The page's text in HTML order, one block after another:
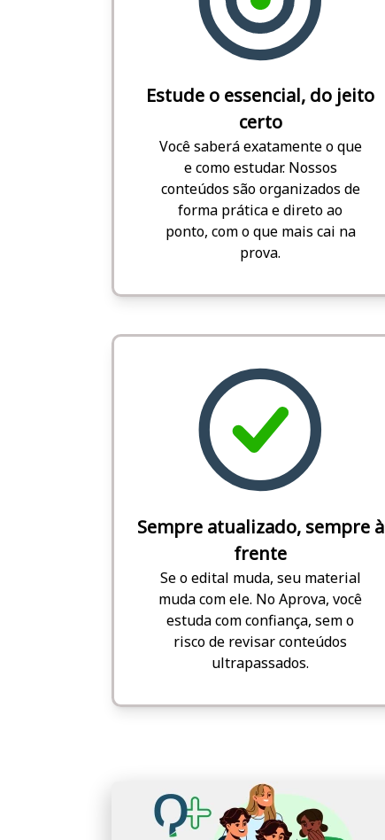
Estude o essencial, do jeito
certo
Você saberá exatamente o que
e como estudar. Nossos
conteúdos são organizados de
forma prática e direto ao
ponto, com o que mais cai na
prova.
Sempre atualizado, sempre à
frente
Se o edital muda, seu material
muda com ele. No Aprova, você
estuda com confiança, sem o
risco de revisar conteúdos
ultrapassados.